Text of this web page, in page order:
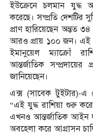
ইউক্রেনে চলমান যুদ্ধ
করেছে। সম্প্রতি দেশটির
প্রাণ হারিয়েছেন অন্তত
আরও প্রায় ১০০ জন। এই
ইমানুয়েল ম্যাক্রোঁ
আন্তর্জাতিক
জানিয়েছেন।
এক্স (সাবেক টুইটার)-এ
“এই যুদ্ধ রাশিয়া শুরু
এখনও আন্তর্জাতিক আইন
অবহেলা করে আগ্রাসন